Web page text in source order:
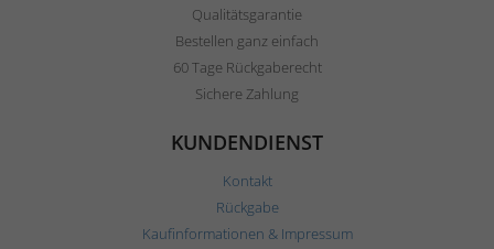
Qualitätsgarantie
Bestellen ganz einfach
60 Tage Rückgaberecht
Sichere Zahlung
KUNDENDIENST
Kontakt
Rückgabe
Kaufinformationen & Impressum